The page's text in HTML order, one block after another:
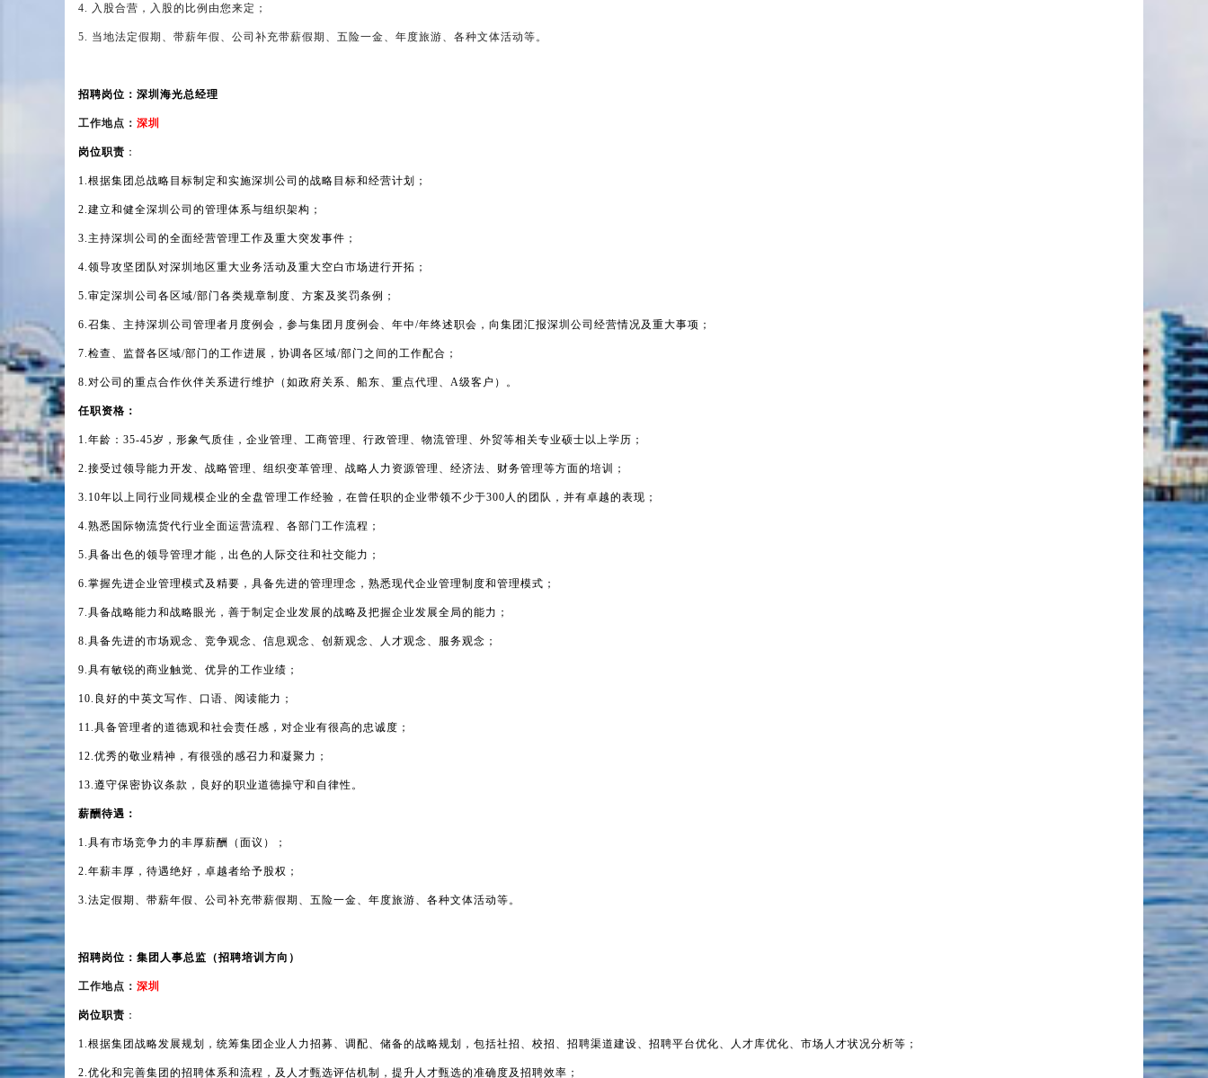
4. 入股合营，入股的比例由您来定；
5. 当地法定假期、带薪年假、公司补充带薪假期、五险一金、年度旅游、各种文体活动等。
招聘岗位：深圳海光总经理
工作地点： 深圳
岗位职责 ：
1. 根据集团总战略目标制定和实施深圳公司的战略目标和经营计划；
2. 建立和健全深圳公司的管理体系与组织架构；
3. 主持深圳公司的全面经营管理工作及重大突发事件；
4. 领导攻坚团队对深圳地区重大业务活动及重大空白市场进行开拓；
5. 审定深圳公司各区域/部门各类规章制度、方案及奖罚条例；
6. 召集、主持深圳公司管理者月度例会，参与集团月度例会、年中/年终述职会，向集团汇报深圳公司经营情况及重大事项；
7. 检查、监督各区域/部门的工作进展，协调各区域/部门之间的工作配合；
8. 对公司的重点合作伙伴关系进行维护（如政府关系、船东、重点代理、A级客户）。
任职资格：
1. 年龄：35-45岁，形象气质佳，企业管理、工商管理、行政管理、物流管理、外贸等相关专业硕士以上学历；
2. 接受过领导能力开发、战略管理、组织变革管理、战略人力资源管理、经济法、财务管理等方面的培训；
3.10年以上同行业同规模企业的全盘管理工作经验，在曾任职的企业带领不少于300人的团队，并有卓越的表现；
4. 熟悉国际物流货代行业全面运营流程、各部门工作流程；
5. 具备出色的领导管理才能，出色的人际交往和社交能力；
6. 掌握先进企业管理模式及精要，具备先进的管理理念，熟悉现代企业管理制度和管理模式；
7. 具备战略能力和战略眼光，善于制定企业发展的战略及把握企业发展全局的能力；
8. 具备先进的市场观念、竞争观念、信息观念、创新观念、人才观念、服务观念；
9. 具有敏锐的商业触觉、优异的工作业绩；
10. 良好的中英文写作、口语、阅读能力；
11. 具备管理者的道德观和社会责任感，对企业有很高的忠诚度；
12. 优秀的敬业精神，有很强的感召力和凝聚力；
13. 遵守保密协议条款，良好的职业道德操守和自律性。
薪酬待遇：
1. 具有市场竞争力的丰厚薪酬（面议）；
2. 年薪丰厚，待遇绝好，卓越者给予股权；
3. 法定假期、带薪年假、公司补充带薪假期、五险一金、年度旅游、各种文体活动等。
招聘岗位：集团人事总监（招聘培训方向）
工作地点： 深圳
岗位职责 ：
1. 根据集团战略发展规划，统筹集团企业人力招募、调配、储备的战略规划，包括社招、校招、招聘渠道建设、招聘平台优化、人才库优化、市场人才状况分析等；
2. 优化和完善集团的招聘体系和流程，及人才甄选评估机制，提升人才甄选的准确度及招聘效率；